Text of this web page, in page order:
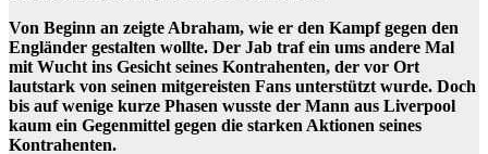
Von Beginn an zeigte Abraham, wie er den Kampf gegen den
Engländer gestalten wollte. Der Jab traf ein ums andere Mal
mit Wucht ins Gesicht seines Kontrahenten, der vor Ort
lautstark von seinen mitgereisten Fans unterstützt wurde. Doch
bis auf wenige kurze Phasen wusste der Mann aus Liverpool
kaum ein Gegenmittel gegen die starken Aktionen seines
Kontrahenten.